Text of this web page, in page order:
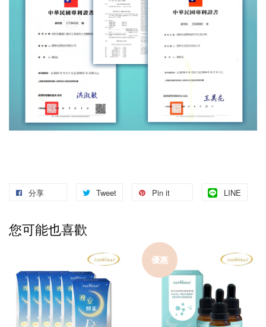
分享 Tweet Pin it LINE
您可能也喜歡
優惠